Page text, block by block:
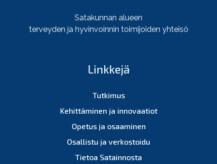
Satakunnan alueen
terveyden ja hyvinvoinnin toimijoiden yhteisö
Linkkejä
Tutkimus
Kehittäminen ja innovaatiot
Opetus ja osaaminen
Osallistu ja verkostoidu
Tietoa Satainnosta